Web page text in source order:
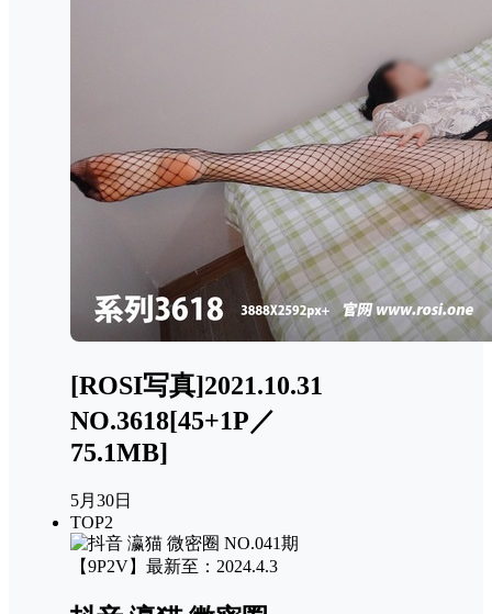
[ROSI写真]2021.10.31
NO.3618[45+1P／
75.1MB]
5月30日
TOP2